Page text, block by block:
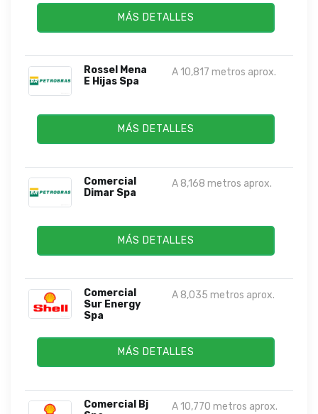
MÁS DETALLES
Rossel Mena
E Hijas Spa
A 10,817 metros aprox.
MÁS DETALLES
Comercial
Dimar Spa
A 8,168 metros aprox.
MÁS DETALLES
Comercial
Sur Energy
Spa
A 8,035 metros aprox.
MÁS DETALLES
Comercial Bj
A 10,770 metros aprox.